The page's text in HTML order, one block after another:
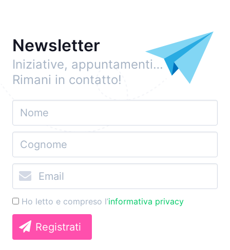
Newsletter
Iniziative, appuntamenti…
Rimani in contatto!
Ho letto e compreso l’informativa privacy
Registrati